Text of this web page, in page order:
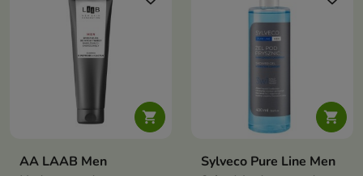
balans van de huid vanaf het
eerste gebruik.

AA LAAB Men

Sylveco Pure Line Men